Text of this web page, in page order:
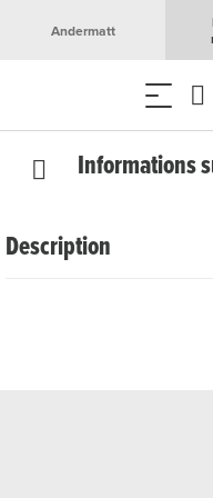
Andermatt
Informations
Description